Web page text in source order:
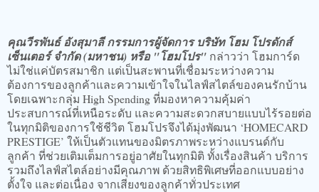
คุณวีรพันธ์ อังสุมาลี กรรมการผู้จัดการ บริษัท โฮม โปรดักส์
เซ็นเตอร์ จำกัด (มหาชน) หรือ "โฮมโปร" กล่าวว่า โฮมการ์ด
ไม่ใช่แค่บัตรสมาชิก แต่เป็นสะพานที่เชื่อมระหว่างความ
ต้องการของลูกค้าและความเข้าใจในไลฟ์สไตล์ของคนรักบ้าน
โดยเฉพาะกลุ่ม High Spending ที่มองหาความคุ้มค่า
ประสบการณ์ที่เหนือระดับ และความสะดวกสบายแบบไร้รอยต่อ
ในทุกมิติของการใช้ชีวิต โฮมโปรจึงได้มุ่งพัฒนา ‘HOMECARD
PRESTIGE’ ให้เป็นตัวแทนของมิตรภาพระหว่างแบรนด์กับ
ลูกค้า ที่ช่วยเติมเต็มการอยู่อาศัยในทุกมิติ ทั้งเรื่องสินค้า บริการ
รวมถึงไลฟ์สไตล์อย่างมีคุณภาพ ด้วยสิทธิพิเศษที่ออกแบบอย่าง
ตั้งใจ และต่อเนื่อง จากเสียงของลูกค้าทั่วประเทศ